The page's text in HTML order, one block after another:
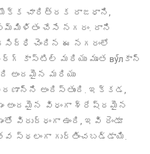
చారిత్రక రాజధాని,
చేసే నగరం. దాని
చెందిన ఈ నగరంలో
కాస్టిల్ మరియు మృత вул్కాన్
అందమైన మరియు
అందిస్తుంది. ఇక్కడ,
అందమైన విధంగా శ్రేష్ఠమైన
ఉంది, ఇవి రెండూ
స్థలంగా గుర్తించబడ్డాయి.